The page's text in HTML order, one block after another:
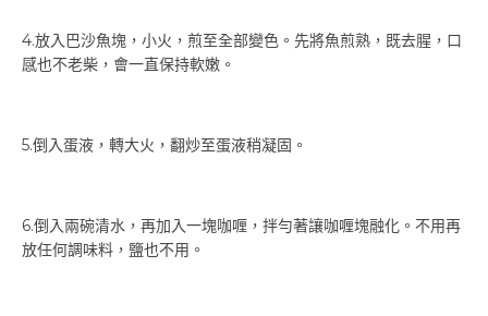
4.放入巴沙魚塊，小火，煎至全部變色。先將魚煎熟，既去腥，口
感也不老柴，會一直保持軟嫩。
5.倒入蛋液，轉大火，翻炒至蛋液稍凝固。
6.倒入兩碗清水，再加入一塊咖喱，拌勻著讓咖喱塊融化。不用再
放任何調味料，鹽也不用。